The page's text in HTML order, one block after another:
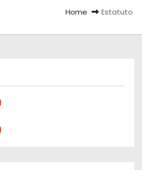
Home Estatuto